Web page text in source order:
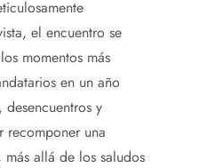
el encuentro se
momentos más
en un año
y
recomponer una
allá de los saludos